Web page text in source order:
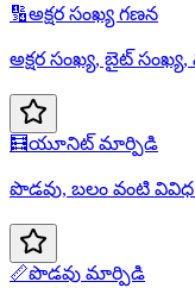
🔢అక్షర సంఖ్య గణన
అక్షర సంఖ్య, బైట్
🧮యూనిట్ మార్పిడి
పొడవు, బలం వంటి వివిధ
📏పొడవు మార్పిడి